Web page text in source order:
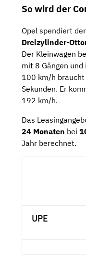
So wird der
Opel spendiert
Dreizylinder-
Der Kleinwagen
mit 8 Gängen
100 km/h braucht
Sekunden. Er
192 km/h.
Das
24 Monaten bei
Jahr berechnet.
UPE